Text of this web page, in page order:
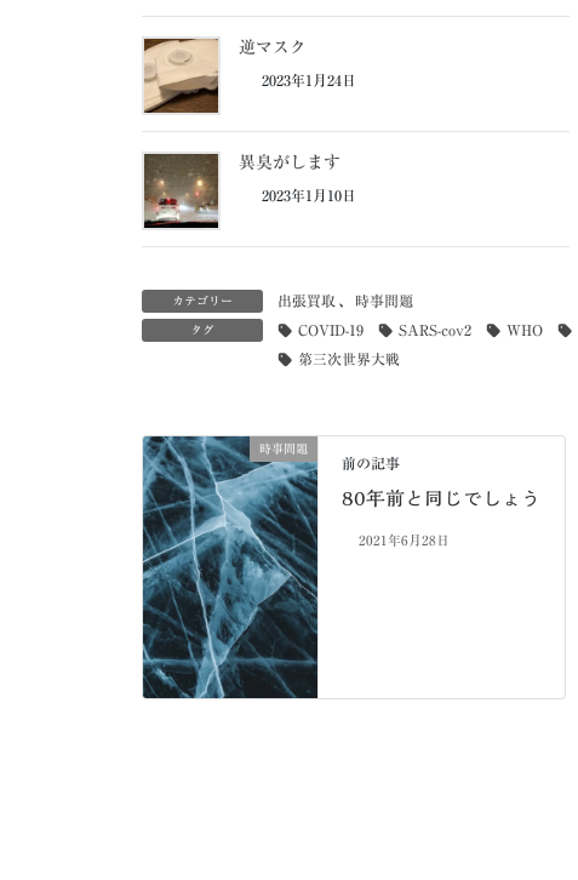
逆マスク
2023年1月24日
異臭がします
2023年1月10日
カテゴリー 出張買取 、 時事問題
タグ COVID-19 SARS-cov2 WHO
第三次世界大戦
時事問題
前の記事
80年前と同じでしょう
2021年6月28日